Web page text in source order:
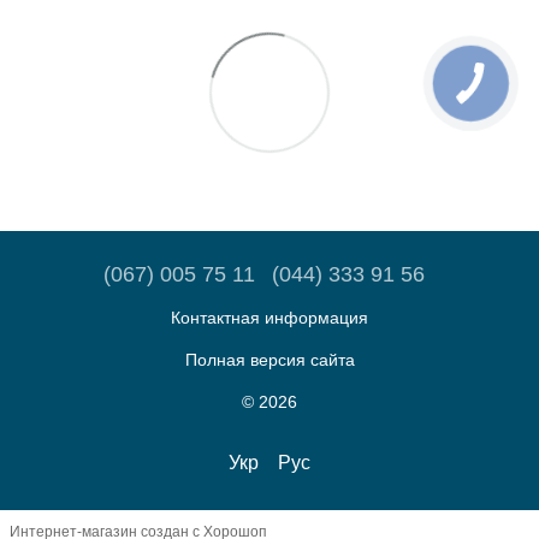
(067) 005 75 11 (044) 333 91 56
Контактная информация
Полная версия сайта
© 2026
Укр Рус
Интернет-магазин создан с Хорошоп